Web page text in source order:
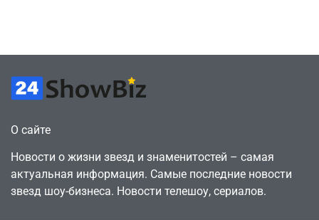
О сайте
Новости о жизни звезд и знаменитостей – самая
актуальная информация. Самые последние новости
звезд шоу-бизнеса. Новости телешоу, сериалов.